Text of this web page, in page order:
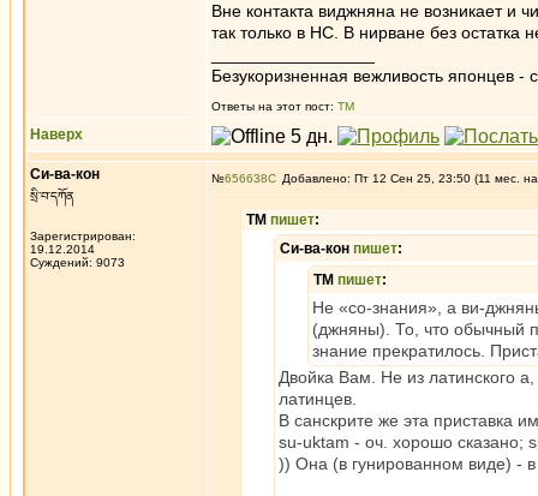
Вне контакта виджняна не возникает и
так только в НС. В нирване без остатка
Безукоризненная вежливость японцев -
Ответы на этот пост: ТМ
Наверх
Си-ва-кон
སྲི་བ་དཀོན
Зарегистрирован:
19.12.2014
Суждений: 9073
№656638 Добавлено: Пт 12 Сен 25, 23:50 (11 мес.
ТМ пишет:
Си-ва-кон пишет:
ТМ пишет:
Не «со-знания», а ви-
(джняны). То, что обычный
знание прекратилось.
Двойка Вам. Не из латинского
латинцев.
В санскрите же эта приставка
su-uktam - оч. хорошо сказано;
)) Она (в гунированном виде) -